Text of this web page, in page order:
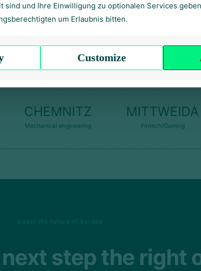
Smart Infrastructure Venture Smile
Thüringen
Volksbank Chemnitz eG
CHEMNITZ
Mechanical engineering
MITTWEIDA
Fintech/Gaming
boost the future of Europe
step the right
sind und Ihre Einwilligung zu optionalen Services
um Erlaubnis bitten.
Customize